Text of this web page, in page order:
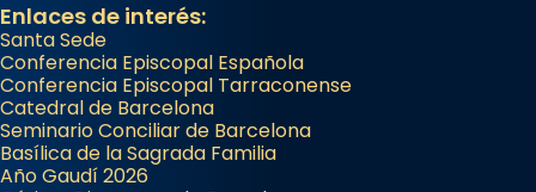
Enlaces de interés:
Santa Sede
Conferencia Episcopal Española
Conferencia Episcopal Tarraconense
Catedral de Barcelona
Seminario Conciliar de Barcelona
Basílica de la Sagrada Familia
Año Gaudí 2026